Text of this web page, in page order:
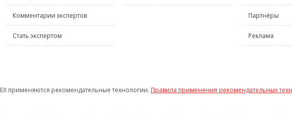
Комментарии экспертов
Стать экспертом
Партнёры
Реклама
применяются рекомендательные технологии. Правила применения рекомендательных